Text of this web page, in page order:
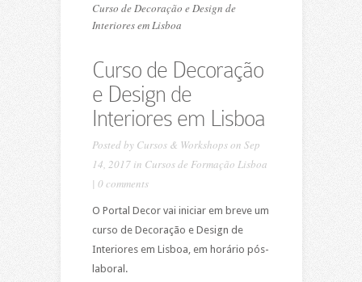
Curso de Decoração e Design de
Interiores em Lisboa
Curso de Decoração
e Design de
Interiores em Lisboa
Posted by Cursos & Workshopson Sep
14, 2017 in Cursos de Formação Lisboa
| 0 comments
O Portal Decor vai iniciar em breve um
curso de Decoração e Design de
Interiores em Lisboa, em horário pós-
laboral.